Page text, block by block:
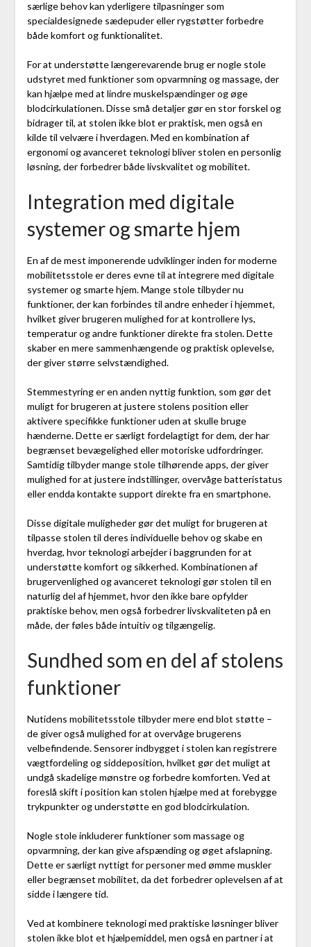
særlige behov kan yderligere tilpasninger som
specialdesignede sædepuder eller rygstøtter forbedre
både komfort og funktionalitet.
For at understøtte længerevarende brug er nogle stole
udstyret med funktioner som opvarmning og massage, der
kan hjælpe med at lindre muskelspændinger og øge
blodcirkulationen. Disse små detaljer gør en stor forskel og
bidrager til, at stolen ikke blot er praktisk, men også en
kilde til velvære i hverdagen. Med en kombination af
ergonomi og avanceret teknologi bliver stolen en personlig
løsning, der forbedrer både livskvalitet og mobilitet.
Integration med digitale
systemer og smarte hjem
En af de mest imponerende udviklinger inden for moderne
mobilitetsstole er deres evne til at integrere med digitale
systemer og smarte hjem. Mange stole tilbyder nu
funktioner, der kan forbindes til andre enheder i hjemmet,
hvilket giver brugeren mulighed for at kontrollere lys,
temperatur og andre funktioner direkte fra stolen. Dette
skaber en mere sammenhængende og praktisk oplevelse,
der giver større selvstændighed.
Stemmestyring er en anden nyttig funktion, som gør det
muligt for brugeren at justere stolens position eller
aktivere specifikke funktioner uden at skulle bruge
hænderne. Dette er særligt fordelagtigt for dem, der har
begrænset bevægelighed eller motoriske udfordringer.
Samtidig tilbyder mange stole tilhørende apps, der giver
mulighed for at justere indstillinger, overvåge batteristatus
eller endda kontakte support direkte fra en smartphone.
Disse digitale muligheder gør det muligt for brugeren at
tilpasse stolen til deres individuelle behov og skabe en
hverdag, hvor teknologi arbejder i baggrunden for at
understøtte komfort og sikkerhed. Kombinationen af
brugervenlighed og avanceret teknologi gør stolen til en
naturlig del af hjemmet, hvor den ikke bare opfylder
praktiske behov, men også forbedrer livskvaliteten på en
måde, der føles både intuitiv og tilgængelig.
Sundhed som en del af stolens
funktioner
Nutidens mobilitetsstole tilbyder mere end blot støtte –
de giver også mulighed for at overvåge brugerens
velbefindende. Sensorer indbygget i stolen kan registrere
vægtfordeling og siddeposition, hvilket gør det muligt at
undgå skadelige mønstre og forbedre komforten. Ved at
foreslå skift i position kan stolen hjælpe med at forebygge
trykpunkter og understøtte en god blodcirkulation.
Nogle stole inkluderer funktioner som massage og
opvarmning, der kan give afspænding og øget afslapning.
Dette er særligt nyttigt for personer med ømme muskler
eller begrænset mobilitet, da det forbedrer oplevelsen af at
sidde i længere tid.
Ved at kombinere teknologi med praktiske løsninger bliver
stolen ikke blot et hjælpemiddel, men også en partner i at